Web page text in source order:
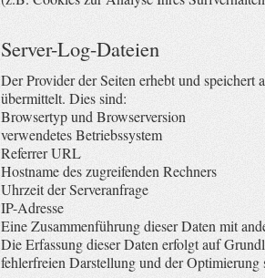
Server-Log-Dateien
Der Provider der Seiten erhebt und
übermittelt. Dies sind:
Browsertyp und Browserversion
verwendetes Betriebssystem
Referrer URL
Hostname des zugreifenden Rechners
Uhrzeit der Serveranfrage
IP-Adresse
Eine Zusammenführung dieser Daten mit
Die Erfassung dieser Daten erfolgt auf
fehlerfreien Darstellung und der Optimierung